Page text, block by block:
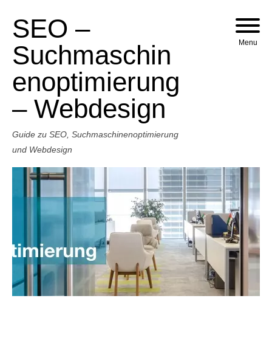
SEO –
Suchmaschin
enoptimierung
– Webdesign
Guide zu SEO, Suchmaschinenoptimierung
und Webdesign
Menu